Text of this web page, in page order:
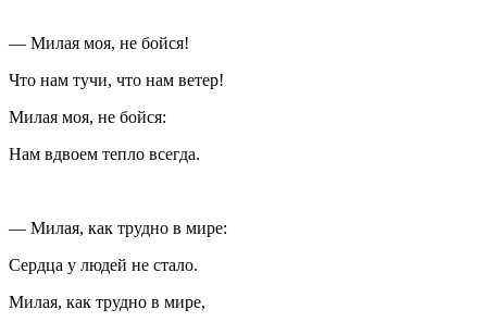
— Милая моя, не бойся!
Что нам тучи, что нам ветер!
Милая моя, не бойся:
Нам вдвоем тепло всегда.
— Милая, как трудно в мире:
Сердца у людей не стало.
Милая, как трудно в мире,